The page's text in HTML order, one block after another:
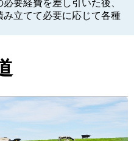
要経費を差し引いた後、
立てて必要に応じて各種